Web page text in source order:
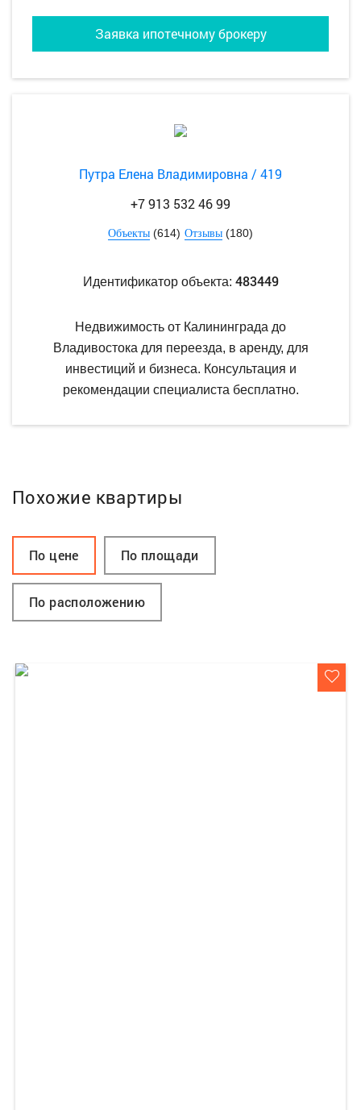
Заявка ипотечному брокеру
Путра Елена Владимировна / 419
+7 913 532 46 99
Объекты (614) Отзывы (180)
Идентификатор объекта: 483449
Недвижимость от Калининграда до
Владивостока для переезда, в аренду, для
инвестиций и бизнеса. Консультация и
рекомендации специалиста бесплатно.
Похожие квартиры
По цене По площади
По расположению